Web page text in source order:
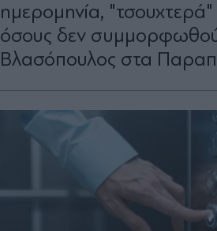
ημερομηνία, "τσουχτερά"
όσους δεν
Βλασόπουλος στα